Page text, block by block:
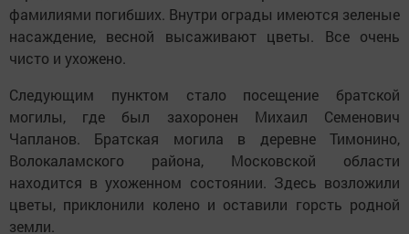
фамилиями погибших. Внутри ограды имеются зеленые
насаждение, весной высаживают цветы. Все очень
чисто и ухожено.
Следующим пунктом стало посещение братской
могилы, где был захоронен Михаил Семенович
Чапланов. Братская могила в деревне Тимонино,
Волокаламского района, Московской области
находится в ухоженном состоянии. Здесь возложили
цветы, приклонили колено и оставили горсть родной
земли.